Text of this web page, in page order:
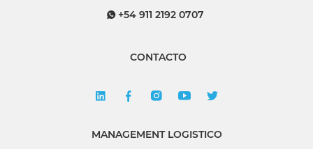
+54 911 2192 0707
CONTACTO
MANAGEMENT LOGISTICO